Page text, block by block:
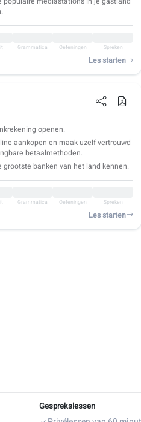
Grammatica Oefeningen Spreken
Les starten
openen.
aankopen en maak uzelf vertrouwd
betaalmethoden.
grootste banken van het land kennen.
Grammatica Oefeningen Spreken
Les starten
Gesprekslessen